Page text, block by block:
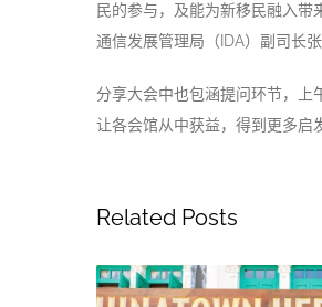
民的参与，及能为新移民融入
通信发展管理局（IDA）副司长
分享大会中也包涵提问环节，上
让各会馆从中获益，得到更多启
Related Posts